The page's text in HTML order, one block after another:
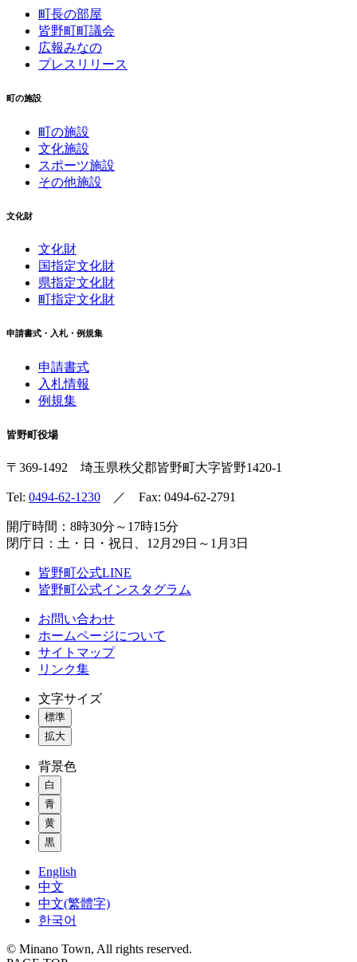
町長の部屋
皆野町町議会
広報みなの
プレスリリース
町の施設
町の施設
文化施設
スポーツ施設
その他施設
文化財
文化財
国指定文化財
県指定文化財
町指定文化財
申請書式・入札・例規集
申請書式
入札情報
例規集
皆野町役場
〒369-1492 埼玉県秩父郡皆野町大字皆野1420-1
Tel: 0494-62-1230 ／ Fax: 0494-62-2791
開庁時間：8時30分～17時15分
閉庁日：土・日・祝日、12月29日～1月3日
皆野町公式LINE
皆野町公式インスタグラム
お問い合わせ
ホームページについて
サイトマップ
リンク集
文字サイズ
標準
拡大
背景色
白
青
黄
黒
English
中文
中文(繁體字)
한국어
© Minano Town, All rights reserved.